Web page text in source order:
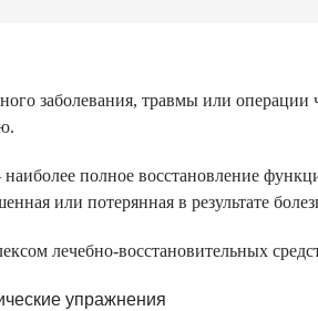
заболевания, травмы или
наиболее полное восстановление
или потерянная в результате
лечебно-восстановительных
упражнения